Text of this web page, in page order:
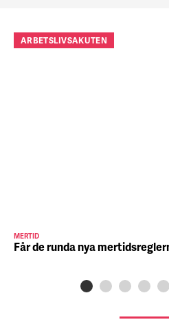
ARBETSLIVSAKUTEN
MERTID
Får de runda nya